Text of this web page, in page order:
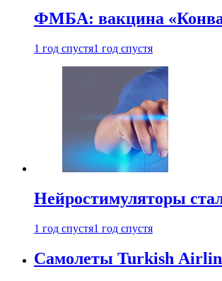
ФМБА: вакцина
1 год спустя1 год спустя
Нейростимуляторы
1 год спустя1 год спустя
Самолеты Turkish